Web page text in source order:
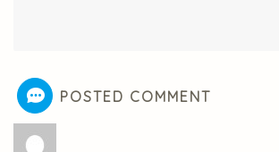
POSTED COMMENT